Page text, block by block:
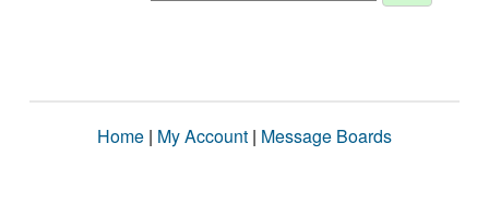
Home | My Account | Message Boards